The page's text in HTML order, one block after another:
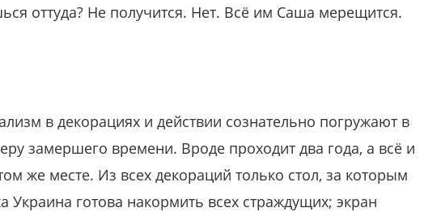
оттуда? Не получится. Нет. Всё им Саша мерещится.
в декорациях и действии сознательно погружают в
замершего времени. Вроде проходит два года, а всё и
же месте. Из всех декораций только стол, за которым
Украина готова накормить всех страждущих; экран